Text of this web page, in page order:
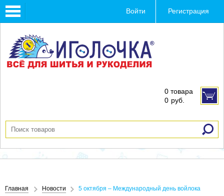
Toggle
navigation
Войти Регистрация
0 товара
0 руб.
Главная Новости
5 октября – Международный день войлока